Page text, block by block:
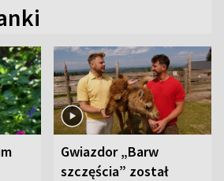
Gwiazdor „Barw
szczęścia” został